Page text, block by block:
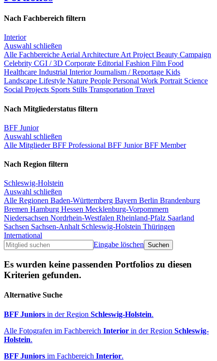
Nach Fachbereich filtern
Interior
Auswahl schließen
Alle Fachbereiche Aerial Architecture Art Project Beauty Campaign
Celebrity CGI / 3D Corporate Editorial Fashion Film Food
Healthcare Industrial InteriorJournalism / Reportage Kids
Landscape Lifestyle Nature People Personal Work Portrait Science
Social Projects Sports Stills Transportation Travel
Nach Mitgliederstatus filtern
BFF Junior
Auswahl schließen
Alle MitgliederBFF Professional BFF JuniorBFF Member
Nach Region filtern
Schleswig-Holstein
Auswahl schließen
Alle Regionen Baden-Württemberg Bayern Berlin Brandenburg
Bremen Hamburg Hessen Mecklenburg-Vorpommern
Niedersachsen Nordrhein-Westfalen Rheinland-Pfalz Saarland
Sachsen Sachsen-Anhalt Schleswig-Holstein Thüringen
International
Eingabe löschen
Es wurden keine passenden Portfolios zu diesen
Kriterien gefunden.
Alternative Suche
BFF Juniors in der Region Schleswig-Holstein.
Alle Fotografen im Fachbereich Interior in der Region Schleswig-
Holstein.
BFF Juniors im Fachbereich Interior.